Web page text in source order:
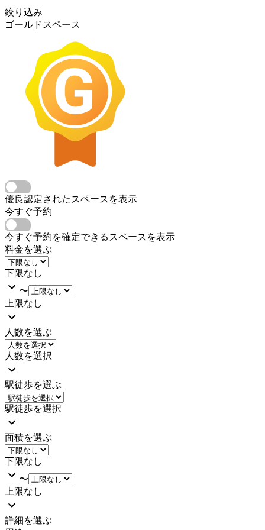
絞り込み
ゴールドスペース
優良認定されたスペースを表示
今すぐ予約
今すぐ予約を確定できるスペースを表示
料金を選ぶ
下限なし
〜
上限なし
人数を選ぶ
人数を選択
駅徒歩を選ぶ
駅徒歩を選択
面積を選ぶ
下限なし
〜
上限なし
詳細を選ぶ